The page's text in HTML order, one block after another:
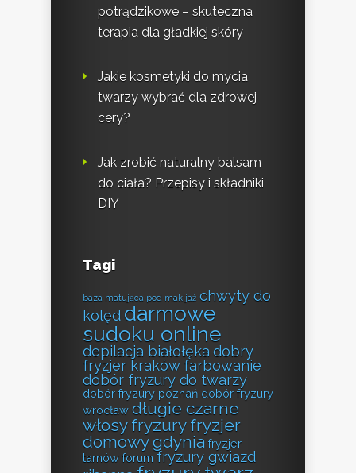
potrądzikowe – skuteczna
terapia dla gładkiej skóry
Jakie kosmetyki do mycia
twarzy wybrać dla zdrowej
cery?
Jak zrobić naturalny balsam
do ciała? Przepisy i składniki
DIY
Tagi
baza matująca pod makijaż chwyty do
kolęd darmowe
sudoku online
depilacja białołęka dobry
fryzjer kraków farbowanie
dobór fryzury do twarzy
dobór fryzury poznań dobór fryzury
wrocław długie czarne
włosy fryzury fryzjer
domowy gdynia fryzjer
tarnów forum fryzury gwiazd